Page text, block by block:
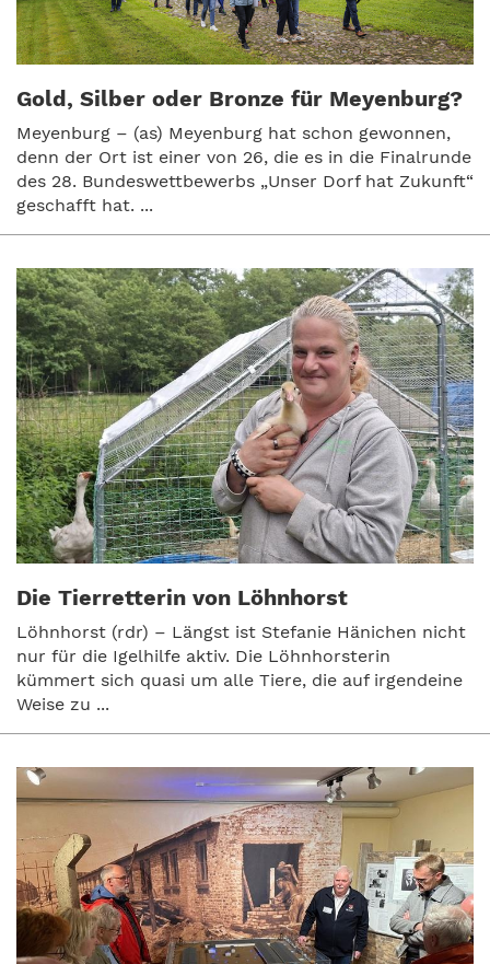
Gold, Silber oder Bronze für Meyenburg?
Meyenburg – (as) Meyenburg hat schon gewonnen,
denn der Ort ist einer von 26, die es in die Finalrunde
des 28. Bundeswettbewerbs „Unser Dorf hat Zukunft“
geschafft hat. ...
Die Tierretterin von Löhnhorst
Löhnhorst (rdr) – Längst ist Stefanie Hänichen nicht
nur für die Igelhilfe aktiv. Die Löhnhorsterin
kümmert sich quasi um alle Tiere, die auf irgendeine
Weise zu ...